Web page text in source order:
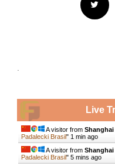
.
Live
A visitor from Shanghai
Padalecki Brasil" 1 min ago
A visitor from Shanghai
Padalecki Brasil" 5 mins ago